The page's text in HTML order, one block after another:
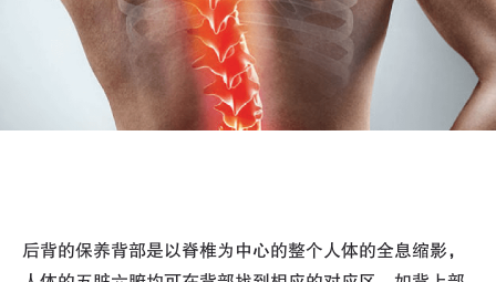
后背的保养背部是以脊椎为中心的整个人体的全息缩影，